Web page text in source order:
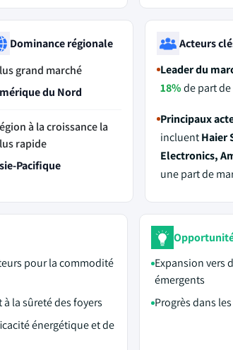
Dominance régionale
grand marché
du Nord
à la croissance la
rapide
Pacifique
Acteurs
Leader du
18%de part
Principaux
incluentHaier
Electronics,
une part de
pour la commodité
la sûreté des foyers
énergétique et de
Expansion vers
émergents
Progrès dans